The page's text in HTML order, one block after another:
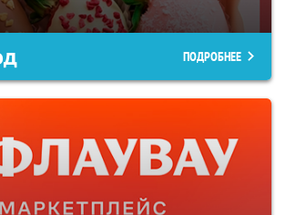
ПОДРОБНЕЕ